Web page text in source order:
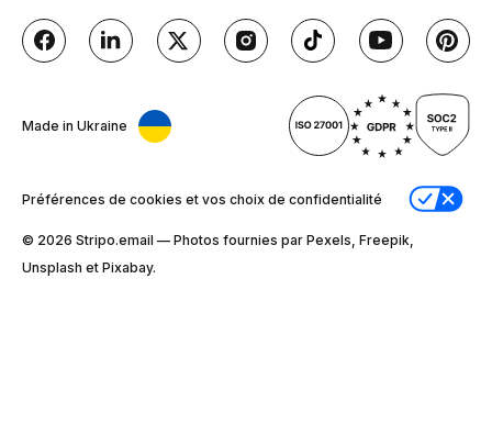
Made in Ukraine
Préférences de cookies et vos choix de confidentialité
© 2026 Stripо.email — Photos fournies par Pexels, Freepik,
Unsplash et Pixabay.